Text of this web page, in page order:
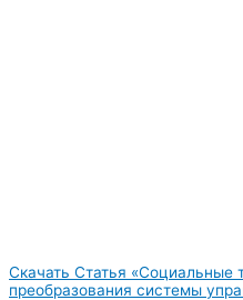
Скачать Статья «Социальные
преобразования системы